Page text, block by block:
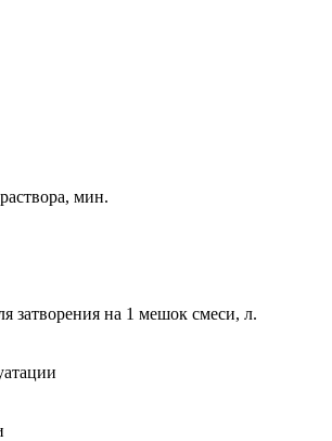
мин.
затворения на 1 мешок смеси, л.